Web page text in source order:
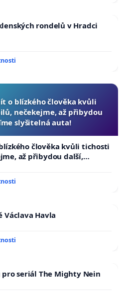
rondelů v Hradci
o blízkého člověka kvůli
nečekejme, až přibydou
slyšitelná auta!
člověka kvůli tichosti
až přibydou další,
Havla
pro seriál The Mighty Nein